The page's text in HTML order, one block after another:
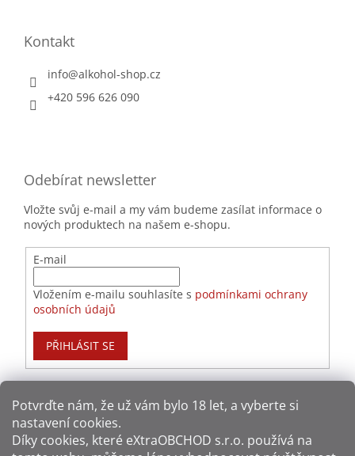
Potvrďte nám​​, že už vám bylo 18 let, a vyberte si
nastavení cookies.
Díky cookies, které eXtraOBCHOD s.r.o. používá na
Kontakt
info@alkohol-shop.cz
+420 596 626 090
Odebírat newsletter
Vložte svůj e-mail a my vám budeme zasílat informace o
nových produktech na našem e-shopu.
E-mail
Vložením e-mailu souhlasíte s podmínkami ochrany
osobních údajů
PŘIHLÁSIT SE